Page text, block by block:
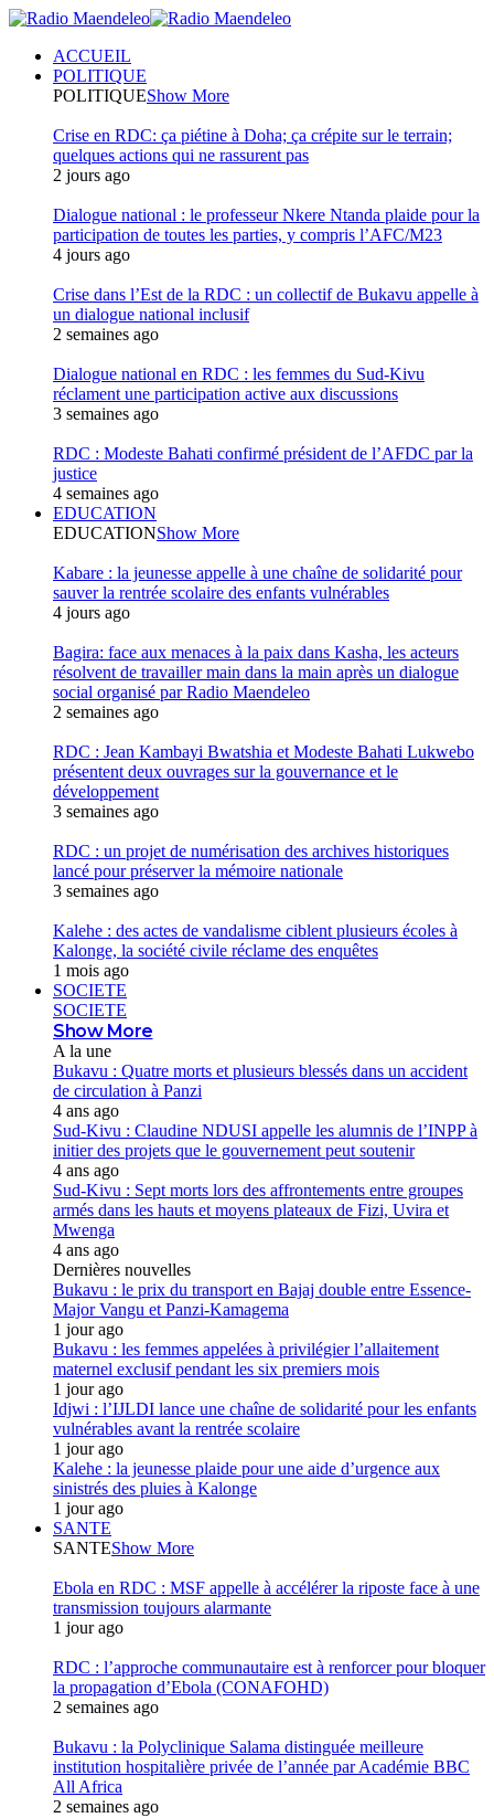
ACCUEIL
POLITIQUE
POLITIQUEShow More
Crise en RDC: ça piétine à Doha; ça crépite sur le terrain;
quelques actions qui ne rassurent pas
2 jours ago
Dialogue national : le professeur Nkere Ntanda plaide pour la
participation de toutes les parties, y compris l’AFC/M23
4 jours ago
Crise dans l’Est de la RDC : un collectif de Bukavu appelle à
un dialogue national inclusif
2 semaines ago
Dialogue national en RDC : les femmes du Sud-Kivu
réclament une participation active aux discussions
3 semaines ago
RDC : Modeste Bahati confirmé président de l’AFDC par la
justice
4 semaines ago
EDUCATION
EDUCATIONShow More
Kabare : la jeunesse appelle à une chaîne de solidarité pour
sauver la rentrée scolaire des enfants vulnérables
4 jours ago
Bagira: face aux menaces à la paix dans Kasha, les acteurs
résolvent de travailler main dans la main après un dialogue
social organisé par Radio Maendeleo
2 semaines ago
RDC : Jean Kambayi Bwatshia et Modeste Bahati Lukwebo
présentent deux ouvrages sur la gouvernance et le
développement
3 semaines ago
RDC : un projet de numérisation des archives historiques
lancé pour préserver la mémoire nationale
3 semaines ago
Kalehe : des actes de vandalisme ciblent plusieurs écoles à
Kalonge, la société civile réclame des enquêtes
1 mois ago
SOCIETE
SOCIETE
Show More
A la une
Bukavu : Quatre morts et plusieurs blessés dans un accident
de circulation à Panzi
4 ans ago
Sud-Kivu : Claudine NDUSI appelle les alumnis de l’INPP à
initier des projets que le gouvernement peut soutenir
4 ans ago
Sud-Kivu : Sept morts lors des affrontements entre groupes
armés dans les hauts et moyens plateaux de Fizi, Uvira et
Mwenga
4 ans ago
Dernières nouvelles
Bukavu : le prix du transport en Bajaj double entre Essence-
Major Vangu et Panzi-Kamagema
1 jour ago
Bukavu : les femmes appelées à privilégier l’allaitement
maternel exclusif pendant les six premiers mois
1 jour ago
Idjwi : l’IJLDI lance une chaîne de solidarité pour les enfants
vulnérables avant la rentrée scolaire
1 jour ago
Kalehe : la jeunesse plaide pour une aide d’urgence aux
sinistrés des pluies à Kalonge
1 jour ago
SANTE
SANTEShow More
Ebola en RDC : MSF appelle à accélérer la riposte face à une
transmission toujours alarmante
1 jour ago
RDC : l’approche communautaire est à renforcer pour bloquer
la propagation d’Ebola (CONAFOHD)
2 semaines ago
Bukavu : la Polyclinique Salama distinguée meilleure
institution hospitalière privée de l’année par Académie BBC
All Africa
2 semaines ago